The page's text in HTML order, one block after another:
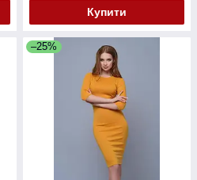
Купити
–25%